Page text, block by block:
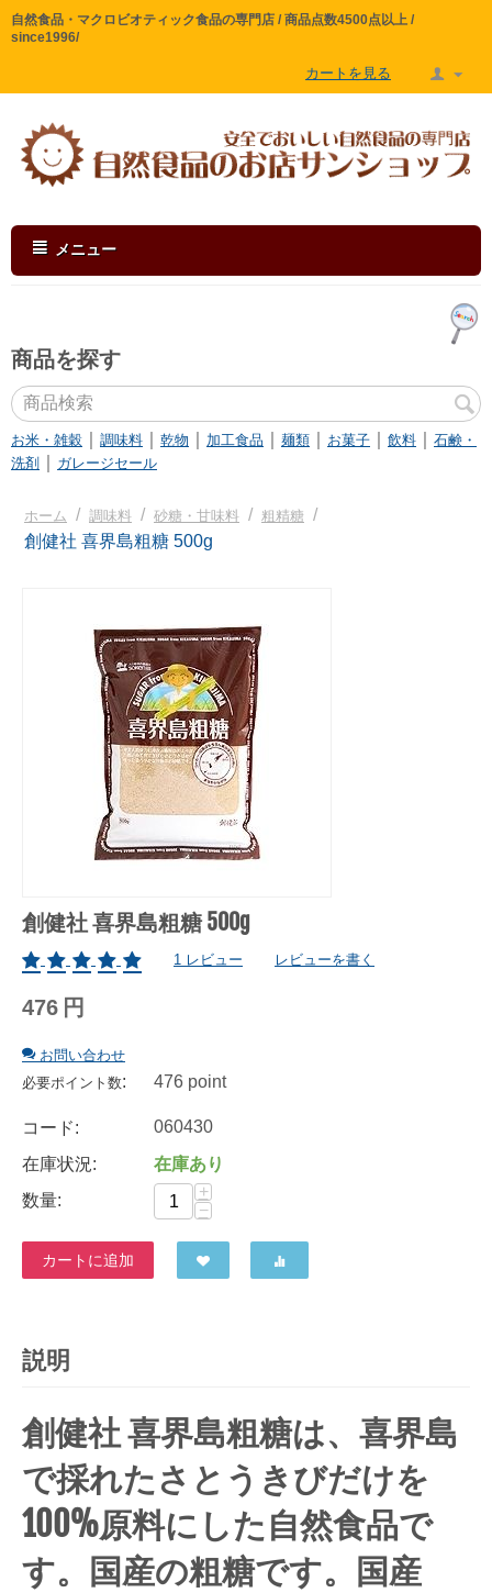
自然食品・マクロビオティック食品の専門店 / 商品点数4500点以上 /
since1996/
カートを見る
メニュー
商品を探す
お米・雑穀 調味料 乾物 加工食品 麺類 お菓子 飲料
石鹸・
洗剤
ガレージセール
ホーム / 調味料 / 砂糖・甘味料 / 粗精糖 /
創健社 喜界島粗糖 500g
創健社 喜界島粗糖 500g
1 レビュー レビューを書く
476 円
お問い合わせ
必要ポイント数: 476 point
コード:
060430
在庫状況:
在庫あり
数量:
+
−
カートに追加
説明
創健社 喜界島粗糖は、喜界島
で採れたさとうきびだけを
100%原料にした自然食品で
す。国産の粗糖です。国産